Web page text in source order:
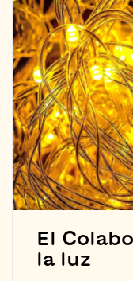
El
la luz